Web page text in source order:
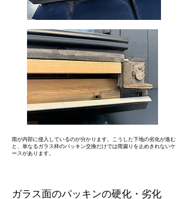
雨が内部に侵入しているのが分かります。こうした下地の劣化が進む
と、単なるガラス枠のパッキン交換だけでは雨漏りを止めきれないケ
ースがあります。
ガラス面のパッキンの硬化・劣化